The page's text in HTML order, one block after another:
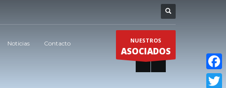
Noticias Contacto NUESTROS
ASOCIADOS